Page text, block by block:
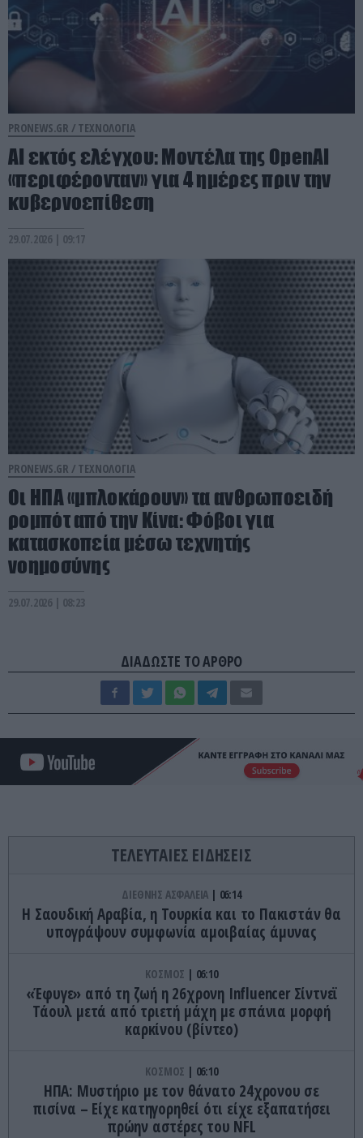
PRONEWS.GR / ΤΕΧΝΟΛΟΓΙΑ
AI εκτός ελέγχου: Μοντέλα της OpenAI
«περιφέρονταν» για 4 ημέρες πριν την
κυβερνοεπίθεση
29.07.2026 | 09:17
PRONEWS.GR / ΤΕΧΝΟΛΟΓΙΑ
Οι ΗΠΑ «μπλοκάρουν» τα ανθρωποειδή
ρομπότ από την Κίνα: Φόβοι για
κατασκοπεία μέσω τεχνητής
νοημοσύνης
29.07.2026 | 08:23
ΔΙΑΔΩΣΤΕ ΤΟ ΑΡΘΡΟ
ΤΕΛΕΥΤΑΙΕΣ ΕΙΔΗΣΕΙΣ
ΔΙΕΘΝΗΣ ΑΣΦΑΛΕΙΑ 06:14
Η Σαουδική Αραβία, η Τουρκία και το Πακιστάν θα
υπογράψουν συμφωνία αμοιβαίας άμυνας
ΚΟΣΜΟΣ 06:10
«Έφυγε» από τη ζωή η 26χρονη Ιnfluencer Σίντνεϊ
Τάουλ μετά από τριετή μάχη με σπάνια μορφή
καρκίνου (βίντεο)
ΚΟΣΜΟΣ 06:10
ΗΠΑ: Mυστήριο με τον θάνατο 24χρονου σε
πισίνα – Είχε κατηγορηθεί ότι είχε εξαπατήσει
πρώην αστέρες του NFL